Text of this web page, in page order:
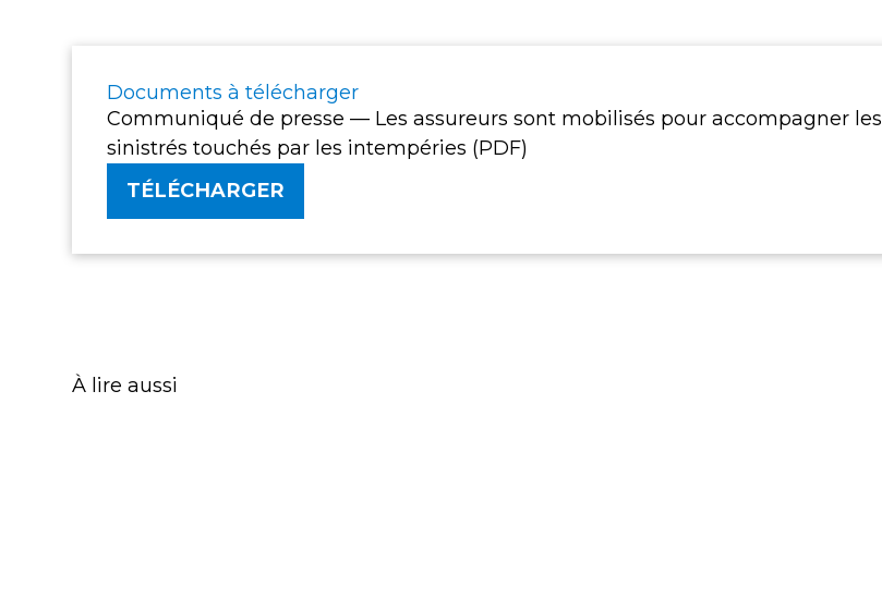
Documents à télécharger
Communiqué de presse — Les assureurs sont mobilisés pour accompagner les
sinistrés touchés par les intempéries (PDF)
TÉLÉCHARGER
À lire aussi